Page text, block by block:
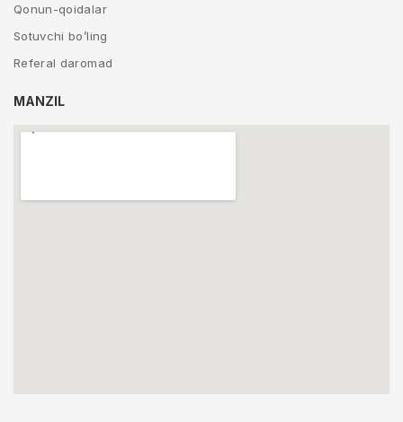
Qonun-qoidalar
Sotuvchi bo’ling
Referal daromad
MANZIL